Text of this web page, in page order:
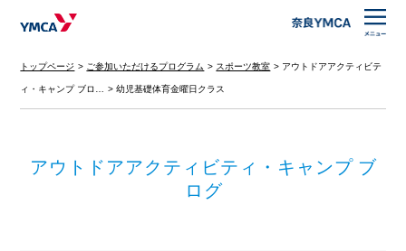
トップページ ご参加いただけるプログラム スポーツ教室 アウトドアアクティビテ
ィ・キャンプ ブロ… 幼児基礎体育金曜日クラス
アウトドアアクティビティ・キャンプ ブ
ログ